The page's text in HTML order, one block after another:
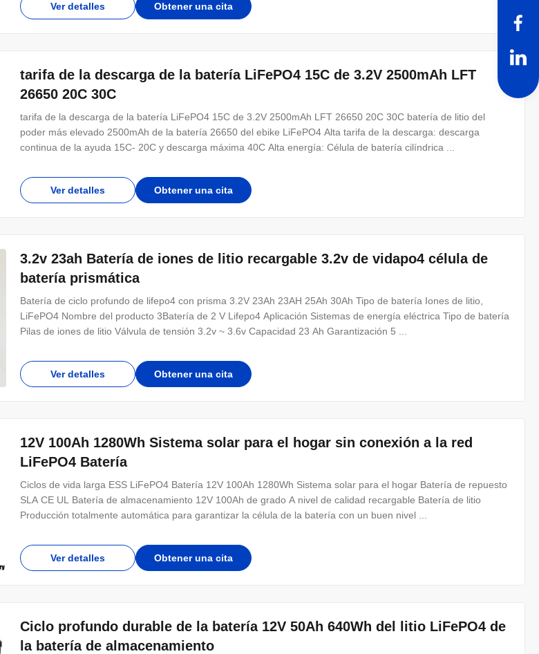
Ver detalles Obtener una cita
tarifa de la descarga de la batería LiFePO4 15C de 3.2V 2500mAh LFT
26650 20C 30C
tarifa de la descarga de la batería LiFePO4 15C de 3.2V 2500mAh LFT 26650 20C 30C batería de litio del
poder más elevado 2500mAh de la batería 26650 del ebike LiFePO4 Alta tarifa de la descarga: descarga
continua de la ayuda 15C- 20C y descarga máxima 40C Alta energía: Célula de batería cilíndrica ...
Ver detalles Obtener una cita
3.2v 23ah Batería de iones de litio recargable 3.2v de vidapo4 célula de
batería prismática
Batería de ciclo profundo de lifepo4 con prisma 3.2V 23Ah 23AH 25Ah 30Ah Tipo de batería Iones de litio,
LiFePO4 Nombre del producto 3Batería de 2 V Lifepo4 Aplicación Sistemas de energía eléctrica Tipo de batería
Pilas de iones de litio Válvula de tensión 3.2v ~ 3.6v Capacidad 23 Ah Garantización 5 ...
Ver detalles Obtener una cita
12V 100Ah 1280Wh Sistema solar para el hogar sin conexión a la red
LiFePO4 Batería
Ciclos de vida larga ESS LiFePO4 Batería 12V 100Ah 1280Wh Sistema solar para el hogar Batería de repuesto
SLA CE UL Batería de almacenamiento 12V 100Ah de grado A nivel de calidad recargable Batería de litio
Producción totalmente automática para garantizar la célula de la batería con un buen nivel ...
Ver detalles Obtener una cita
Ciclo profundo durable de la batería 12V 50Ah 640Wh del litio LiFePO4 de
la batería de almacenamiento